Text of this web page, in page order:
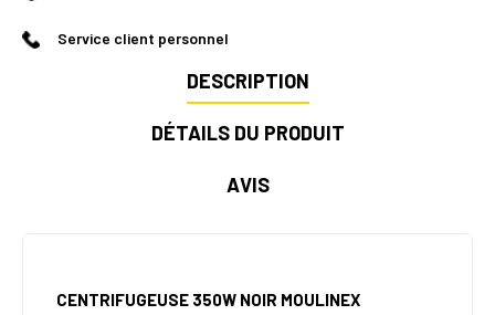
Service client personnel
DESCRIPTION
DÉTAILS DU PRODUIT
AVIS
CENTRIFUGEUSE 350W NOIR MOULINEX